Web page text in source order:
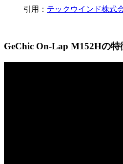
引用： テックウインド株式
GeChic On-Lap M152Hの特